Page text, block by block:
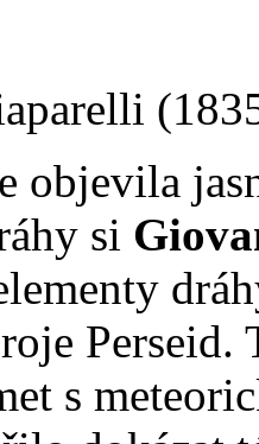
objevila
si
Perseid.
s